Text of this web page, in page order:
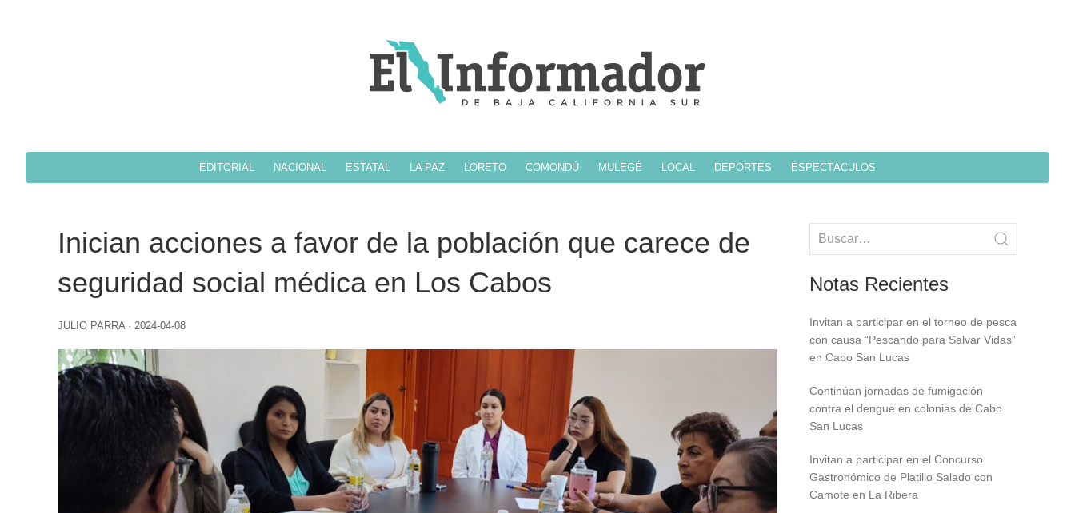
EDITORIAL NACIONAL ESTATAL LA PAZ LORETO COMONDÚ MULEGÉ LOCAL DEPORTES ESPECTÁCULOS
Inician acciones a favor de la población que carece de
seguridad social médica en Los Cabos
JULIO PARRA · 2024-04-08
Notas Recientes
Invitan a participar en el torneo de pesca
con causa “Pescando para Salvar Vidas”
en Cabo San Lucas
Continúan jornadas de fumigación
contra el dengue en colonias de Cabo
San Lucas
Invitan a participar en el Concurso
Gastronómico de Platillo Salado con
Camote en La Ribera